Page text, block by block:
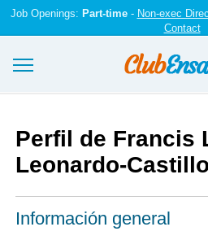
Job Openings: Part-time- Non-exec
Contact
Registrarse
Contáctenos
Perfil de Francis
Leonardo-
Información general